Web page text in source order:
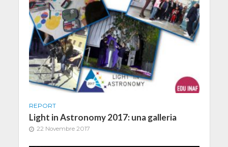
REPORT
Light in Astronomy 2017: una galleria
22 Novembre 2017